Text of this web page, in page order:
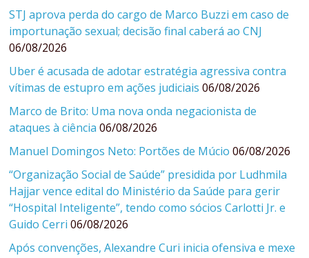
STJ aprova perda do cargo de Marco Buzzi em caso de
importunação sexual; decisão final caberá ao CNJ
06/08/2026
Uber é acusada de adotar estratégia agressiva contra
vítimas de estupro em ações judiciais 06/08/2026
Marco de Brito: Uma nova onda negacionista de
ataques à ciência 06/08/2026
Manuel Domingos Neto: Portões de Múcio 06/08/2026
“Organização Social de Saúde” presidida por Ludhmila
Hajjar vence edital do Ministério da Saúde para gerir
“Hospital Inteligente”, tendo como sócios Carlotti Jr. e
Guido Cerri 06/08/2026
Após convenções, Alexandre Curi inicia ofensiva e mexe